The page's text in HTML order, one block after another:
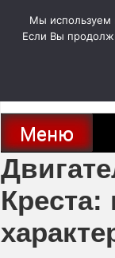
содержимому
Новости про
Меню
Мы используем
Если Вы